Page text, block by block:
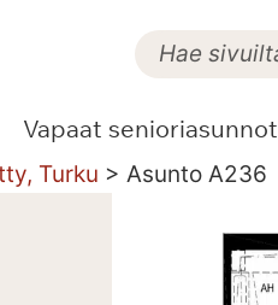
Vapaat senioriasunnot
Turku > Asunto A236